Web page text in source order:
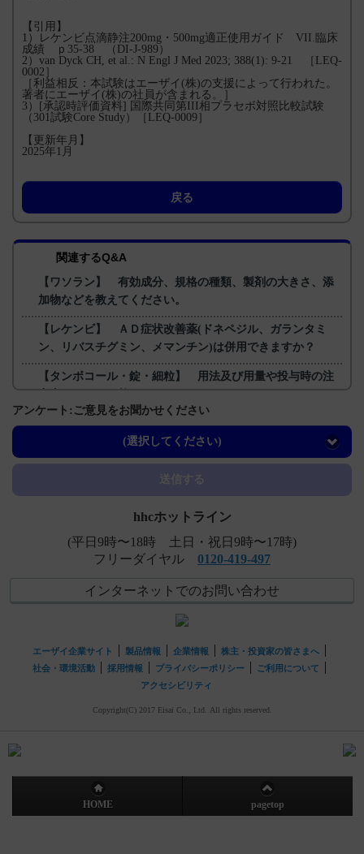
【引用】
1）レケンビ点滴静注200mg・500mg適正使用ガイド VII.臨床
成績 ｐ35-38 （DI-J‐989）
2）van Dyck CH, et al.: N Engl J Med 2023; 388(1): 9-21 ［LEQ-
0002］
［利益相反：本試験はエーザイ(株)の支援によって行われた。
著者にエーザイ(株)の社員が含まれる。］
3）[承認時評価資料] 国際共同第III相プラセボ対照比較試験
（301試験Core Study）［LEQ-0009］
【更新年月】
2025年1月
戻る
関連するQ&A
【ワソラン】 有効成分、規格の種類、製剤の大きさ、添
加物などを教えてください。
【レケンビ】 ＡＤ症状改善薬(ドネペジル、ガランタミ
ン、リバスチグミン、メマンチン)は併用できますか？
【タンボコール・錠・細粒】 用法及び用量や投与時の注
【レケンビ】 薬物相互作用について教えてください。
アンケート:ご意見をお聞かせください
(選択してください)
hhcホットライン
(平日9時〜18時 土日・祝日9時〜17時)
フリーダイヤル 0120-419-497
インターネットでのお問い合わせ
エーザイ企業サイト 製品情報 企業情報
株主・投資家の皆さまへ
社会・環境活動
採用情報 プライバシーポリシー
ご利用について
アクセシビリティ
Copyright(C) 2017 Eisai Co., Ltd. All rights reserved.
HOME pagetop